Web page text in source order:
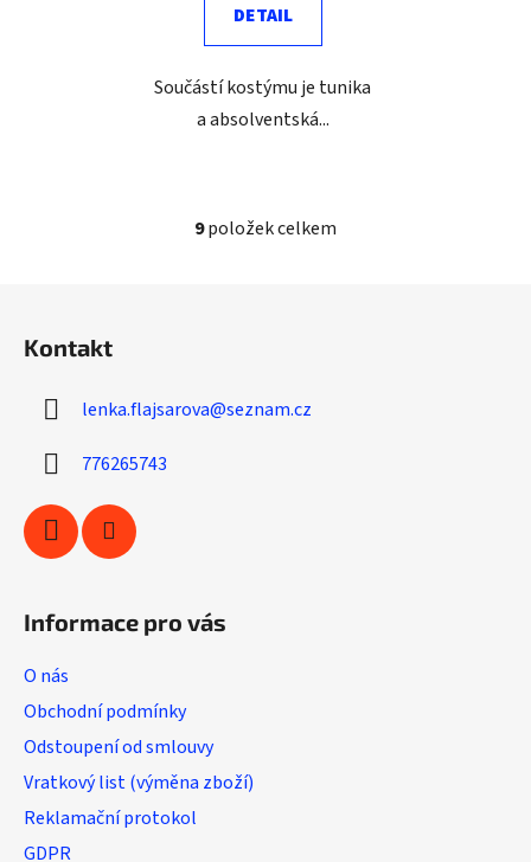
DETAIL
Součástí kostýmu je tunika
a absolventská...
O
í
9položek celkem
Kontakt
lenka.flajsarova@seznam.cz
776265743
Informace pro vás
O nás
Obchodní podmínky
Odstoupení od smlouvy
Vratkový list (výměna zboží)
Reklamační protokol
GDPR